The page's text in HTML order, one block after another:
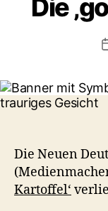
Die
Die Neuen
Kartoffel‘